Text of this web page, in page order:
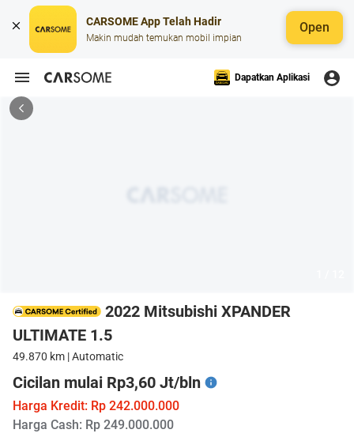
CARSOME App Telah Hadir
Makin mudah temukan mobil impian
Open
Dapatkan Aplikasi
2022 Mitsubishi XPANDER
ULTIMATE 1.5
49.870 km | Automatic
Cicilan mulai Rp3,60 Jt/bln
Harga Kredit: Rp 242.000.000
Harga Cash: Rp 249.000.000